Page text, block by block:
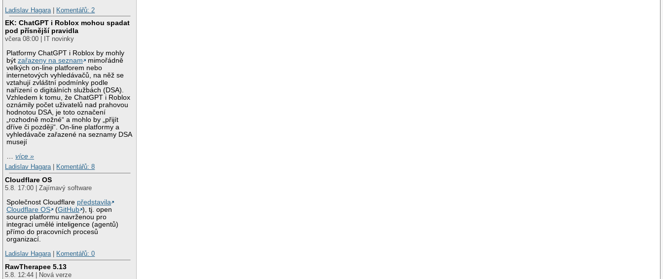
Ladislav Hagara
Komentářů: 2
EK: ChatGPT i Roblox mohou spadat
pod přísnější pravidla
včera 08:00 | IT novinky
Platformy ChatGPT i Roblox by mohly
býtzařazeny na seznam
mimořádně
velkých on-line platforem nebo
internetových vyhledávačů, na něž se
vztahují zvláštní podmínky podle
nařízení o digitálních službách (DSA).
Vzhledem k tomu, že ChatGPT i Roblox
oznámily počet uživatelů nad prahovou
hodnotou DSA, je toto označení
„rozhodně možné“ a mohlo by „přijít
dříve či později“. On-line platformy a
vyhledávače zařazené na seznamy DSA
musejí
…více »
Ladislav Hagara| Komentářů: 8
Cloudflare OS
5.8. 17:00 | Zajímavý software
Společnost Cloudflare představila
Cloudflare OS
(GitHub ), tj. open
source platformu navrženou pro
integraci umělé inteligence (agentů)
přímo do pracovních procesů
organizací.
Ladislav Hagara| Komentářů: 0
RawTherapee 5.13
5.8. 12:44 | Nová verze